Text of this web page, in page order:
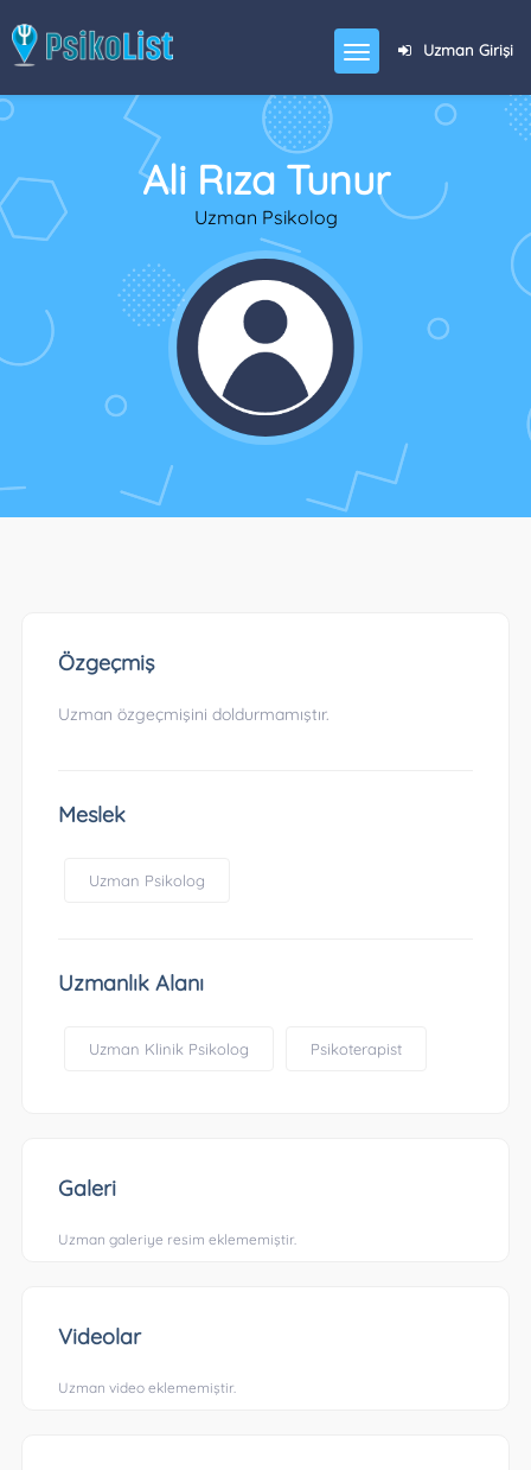
Uzman Girişi
Ali Rıza Tunur
Uzman Psikolog
Özgeçmiş
Uzman özgeçmişini doldurmamıştır.
Meslek
Uzman Psikolog
Uzmanlık Alanı
Uzman Klinik Psikolog Psikoterapist
Galeri
Uzman galeriye resim eklememiştir.
Videolar
Uzman video eklememiştir.